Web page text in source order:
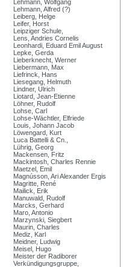
Lehmann, Wolfgang
Lehmann, Alfred (?)
Leiberg, Helge
Leifer, Horst
Leipziger Schule,
Lens, Andries Cornelis
Leonhardi, Eduard Emil August
Lepke, Gerda
Lieberknecht, Werner
Liebermann, Max
Liefrinck, Hans
Liesegang, Helmuth
Lindner, Ulrich
Liotard, Jean-Etienne
Löhner, Rudolf
Lohse, Carl
Lohse-Wächtler, Elfriede
Louis, Johann Jacob
Löwengard, Kurt
Luca Battelli & Cn.,
Lührig, Georg
Mackensen, Fritz
Mackintosh, Charles Rennie
Maetzel, Emil
Magnússon, Ari Alexander Ergis
Magritte, René
Mailick, Erik
Manuwald, Rudolf
Marcks, Gerhard
Maro, Antonio
Marzynski, Siegbert
Maurin, Charles
Mediz, Karl
Meidner, Ludwig
Meisel, Hugo
Meister der Radiborer
Verkündigungsgruppe,